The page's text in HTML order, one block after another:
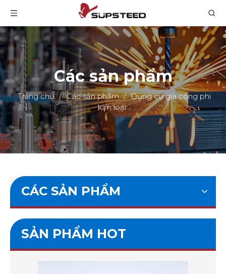
Các sản phẩm
Trang chủ / Các sản phẩm / Dụng cụ gia công phi
kim loại
CÁC SẢN PHẨM
SẢN PHẨM HOT